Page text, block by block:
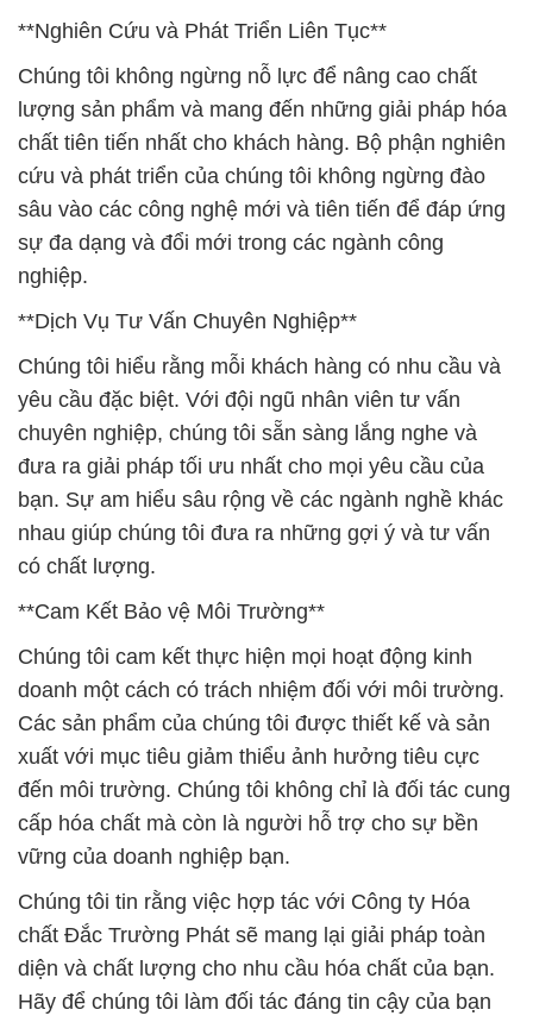
**Nghiên Cứu và Phát Triển Liên Tục**
Chúng tôi không ngừng nỗ lực để nâng cao chất
lượng sản phẩm và mang đến những giải pháp hóa
chất tiên tiến nhất cho khách hàng. Bộ phận nghiên
cứu và phát triển của chúng tôi không ngừng đào
sâu vào các công nghệ mới và tiên tiến để đáp ứng
sự đa dạng và đổi mới trong các ngành công
nghiệp.
**Dịch Vụ Tư Vấn Chuyên Nghiệp**
Chúng tôi hiểu rằng mỗi khách hàng có nhu cầu và
yêu cầu đặc biệt. Với đội ngũ nhân viên tư vấn
chuyên nghiệp, chúng tôi sẵn sàng lắng nghe và
đưa ra giải pháp tối ưu nhất cho mọi yêu cầu của
bạn. Sự am hiểu sâu rộng về các ngành nghề khác
nhau giúp chúng tôi đưa ra những gợi ý và tư vấn
có chất lượng.
**Cam Kết Bảo vệ Môi Trường**
Chúng tôi cam kết thực hiện mọi hoạt động kinh
doanh một cách có trách nhiệm đối với môi trường.
Các sản phẩm của chúng tôi được thiết kế và sản
xuất với mục tiêu giảm thiểu ảnh hưởng tiêu cực
đến môi trường. Chúng tôi không chỉ là đối tác cung
cấp hóa chất mà còn là người hỗ trợ cho sự bền
vững của doanh nghiệp bạn.
Chúng tôi tin rằng việc hợp tác với Công ty Hóa
chất Đắc Trường Phát sẽ mang lại giải pháp toàn
diện và chất lượng cho nhu cầu hóa chất của bạn.
Hãy để chúng tôi làm đối tác đáng tin cậy của bạn